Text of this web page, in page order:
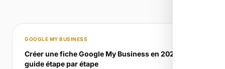
GOOGLE MY BUSINESS
Créer une fiche Google My Business en 2026 :
guide étape par étape